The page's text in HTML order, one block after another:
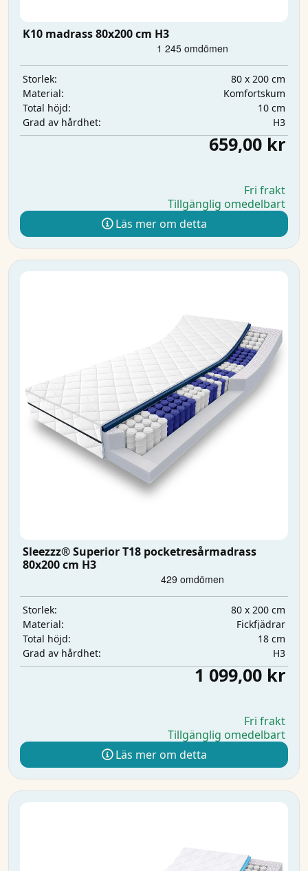
K10 madrass 80x200 cm H3
Storlek:
80 x 200 cm
Material:
Komfortskum
Total höjd:
10 cm
Grad av hårdhet:
H3
659,00 kr
Fri frakt
Tillgänglig omedelbart
Läs mer om detta
Sleezzz® Superior T18 pocketresårmadrass
80x200 cm H3
Storlek:
80 x 200 cm
Material:
Fickfjädrar
Total höjd:
18 cm
Grad av hårdhet:
H3
1 099,00 kr
Fri frakt
Tillgänglig omedelbart
Läs mer om detta